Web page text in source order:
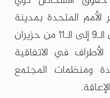
المتحدة بمدينة
نيويورك خلال الفترة من الـ9 إلى الـ11 من حزيران
في الاتفاقية
ومنظمات المجتمع